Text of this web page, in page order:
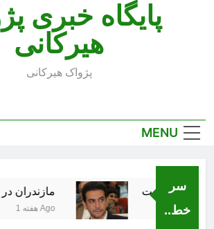
پایگاه خبری
هیرکانی
پژواک هیرکانی
MENU
سر
خط..
مازندران
1 هفته Ago
کذب است